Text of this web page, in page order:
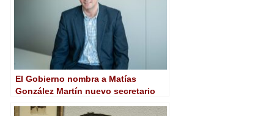
El Gobierno nombra a Matías
González Martín nuevo secretario